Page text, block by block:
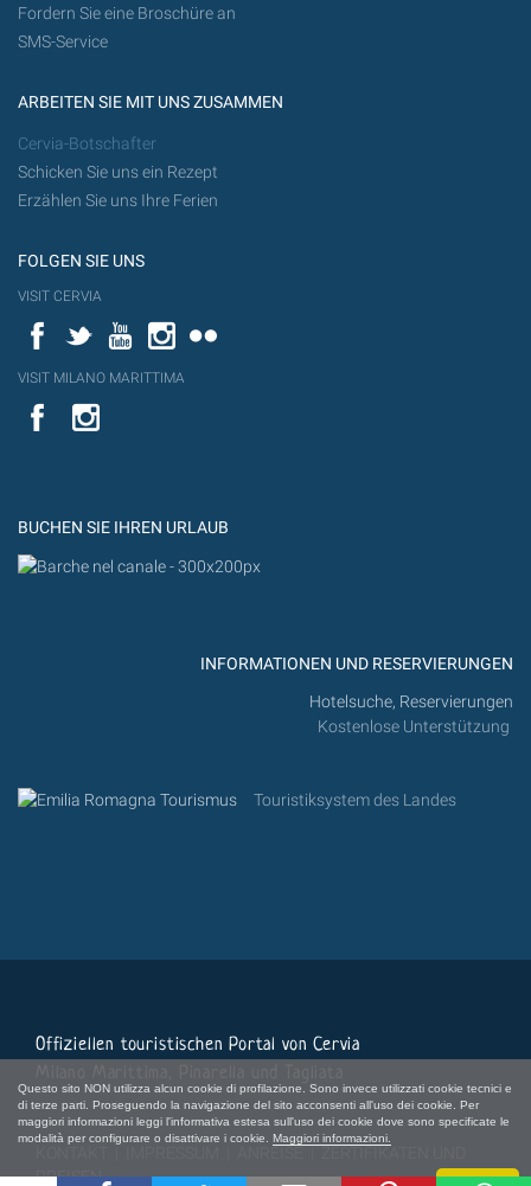
Questo sito NON utilizza alcun cookie di profilazione. Sono invece utilizzati cookie tecnici e
di terze parti. Proseguendo la navigazione del sito acconsenti all'uso dei cookie. Per
maggiori informazioni leggi l'informativa estesa sull'uso dei cookie dove sono specificate le
modalità per configurare o disattivare i cookie. Maggiori informazioni.
Fordern Sie eine Broschüre an
SMS-Service
ARBEITEN SIE MIT UNS ZUSAMMEN
Cervia-Botschafter
Schicken Sie uns ein Rezept
Erzählen Sie uns Ihre Ferien
FOLGEN SIE UNS
VISIT CERVIA
FacebookTwitterYouTubeInstagram
VISIT MILANO MARITTIMA
YouTube
BUCHEN SIE IHREN URLAUB
INFORMATIONEN UND RESERVIERUNGEN
Hotelsuche, Reservierungen
Kostenlose Unterstützung
Touristiksystem des Landes
Offiziellen touristischen Portal von Cervia
PREISEN